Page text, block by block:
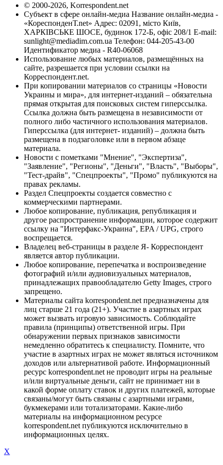
© 2000-2026, Korrespondent.net
Субъект в сфере онлайн-медиа Название онлайн-медиа -
«КореспонденТ.net» Адрес: 02091, місто Київ,
ХАРКІВСЬКЕ ШОСЕ, будинок 172-Б, офіс 208/1 E-mail:
sunlight@mediadim.com.ua Телефон: 044-205-43-00
Идентификатор медиа - R40-06068
Использование любых материалов, размещённых на
сайте, разрешается при условии ссылки на
Корреспондент.net.
При копировании материалов со страницы «Новости
Украины и мира», для интернет-изданий – обязательна
прямая открытая для поисковых систем гиперссылка.
Ссылка должна быть размещена в независимости от
полного либо частичного использования материалов.
Гиперссылка (для интернет- изданий) – должна быть
размещена в подзаголовке или в первом абзаце
материала.
Новости с пометками "Мнение", "Экспертиза",
"Заявление", "Регионы", "Деньги", "Власть", "Выборы",
"Тест-драйв", "Спецпроекты", "Промо" публикуются на
правах рекламы.
Раздел Спецпроекты создается совместно с
коммерческими партнерами.
Любое копирование, публикация, републикация и
другое распространение информации, которое содержит
ссылку на "Интерфакс-Украина", EPA / UPG, строго
воспрещается.
Владелец веб-страницы в разделе Я- Корреспондент
является автор публикации.
Любое копирование, перепечатка и воспроизведение
фотографий и/или аудиовизуальных материалов,
принадлежащих правообладателю Getty Images, строго
запрещено.
Материалы сайта korrespondent.net предназначены для
лиц старше 21 года (21+). Участие в азартных играх
может вызвать игровую зависимость. Соблюдайте
правила (принципы) ответственной игры. При
обнаружении первых признаков зависимости
немедленно обратитесь к специалисту. Помните, что
участие в азартных играх не может являться источником
доходов или альтернативой работе. Информационный
ресурс korrespondent.net не проводит игры на реальные
и/или виртуальные деньги, сайт не принимает ни в
какой форме оплату ставок и других платежей, которые
связаны/могут быть связаны с азартными играми,
букмекерами или тотализаторами. Какие-либо
материалы на информационном ресурсе
korrespondent.net публикуются исключительно в
информационных целях.
X